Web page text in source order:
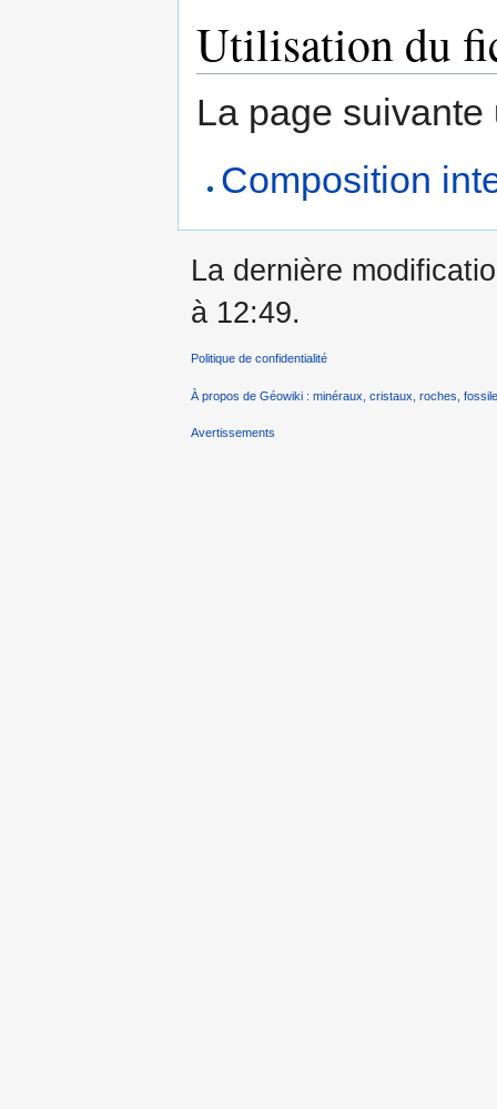
Utilisation du
La page
Composition
La dernière
à 12:49.
Politique de confidentialité
À propos de Géowiki : minéraux, cristaux, roches,
Avertissements